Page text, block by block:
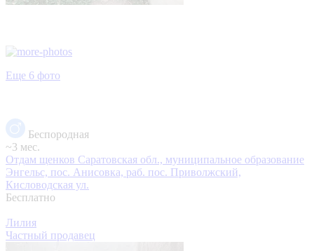
Еще 6 фото
Беспородная
~3 мес.
Отдам щенков Саратовская обл., муниципальное образование
Энгельс, пос. Анисовка, раб. пос. Приволжский,
Кисловодская ул.
Бесплатно
Лилия
Частный продавец